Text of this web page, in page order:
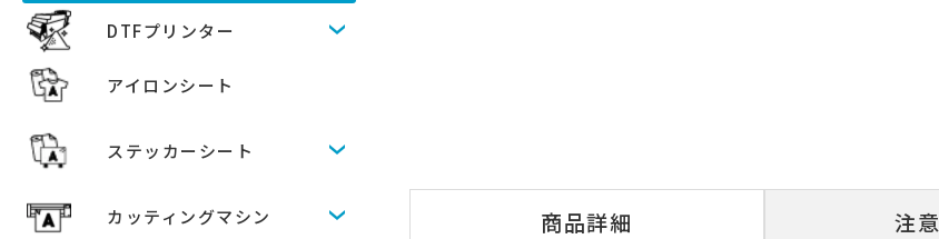
DTFプリンター
アイロンシート
ステッカーシート
カッティングマシン 商品詳細 注